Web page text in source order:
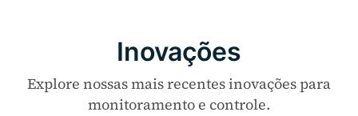
Inovações
Explore nossas mais recentes inovações para
monitoramento e controle.